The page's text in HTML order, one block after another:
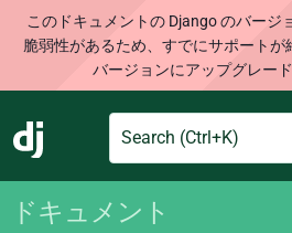
このドキュメントの Django のバージ
脆弱性があるため、すでにサポート
バージョンにアップグレー
Django
Search
ドキュメント